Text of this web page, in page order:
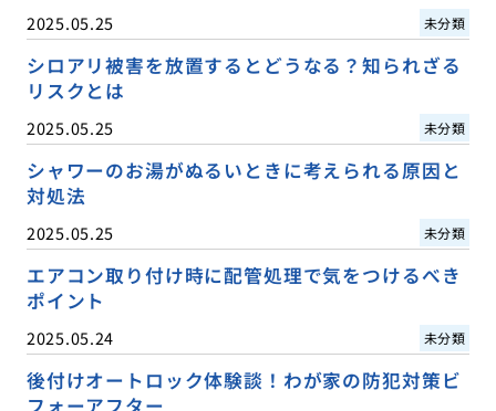
2025.05.25 未分類
シロアリ被害を放置するとどうなる？知られざる
リスクとは
2025.05.25 未分類
シャワーのお湯がぬるいときに考えられる原因と
対処法
2025.05.25 未分類
エアコン取り付け時に配管処理で気をつけるべき
ポイント
2025.05.24 未分類
後付けオートロック体験談！わが家の防犯対策ビ
フォーアフター